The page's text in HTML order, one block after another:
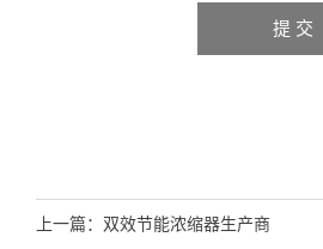
上一篇： 双效节能浓缩器生产商